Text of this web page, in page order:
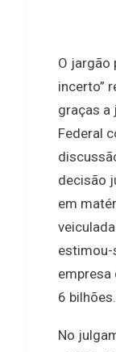
O jargão
incerto”
graças a
Federal
decisão
em
estimou-
empresa
6 bilhões.
No